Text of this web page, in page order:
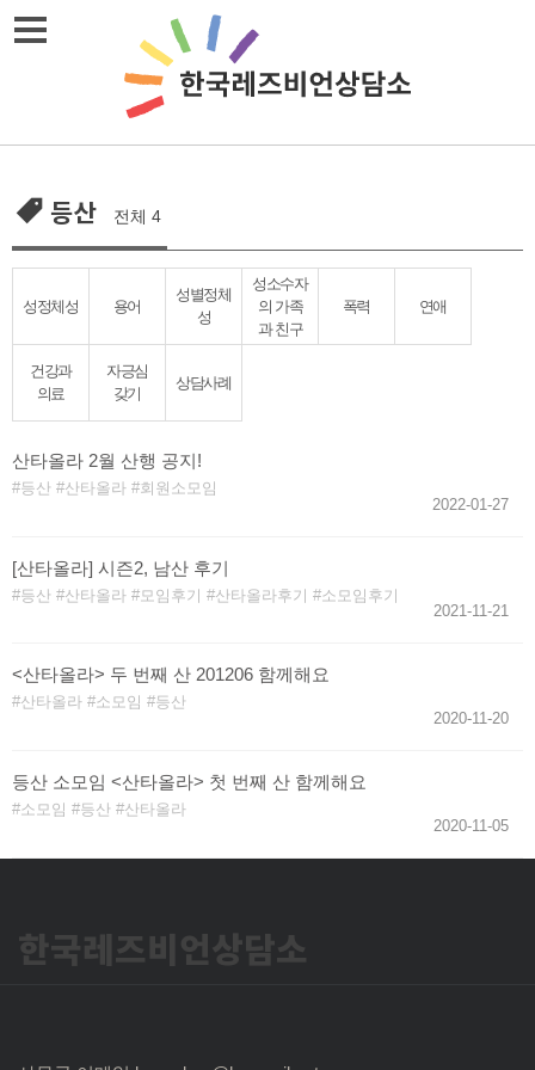
Skip
등산 전체 4
성정체성 용어
성별정체
성
성소수자
의 가족
과 친구
폭력 연애
건강과
의료
자긍심
갖기
상담사례
산타올라 2월 산행 공지!
등산 산타올라
회원소모임
2022-01-27
[산타올라] 시즌2, 남산 후기
등산 산타올라 모임후기 산타올라후기
소모임후기
2021-11-21
<산타올라> 두 번째 산 201206 함께해요
산타올라 소모임
등산
2020-11-20
등산 소모임 <산타올라> 첫 번째 산 함께해요
소모임 등산
산타올라
2020-11-05
한국레즈비언상담소